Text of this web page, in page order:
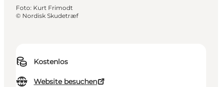
Kostenlos
Website besuchen
Foto: Kurt Frimodt
© Nordisk Skudetræf